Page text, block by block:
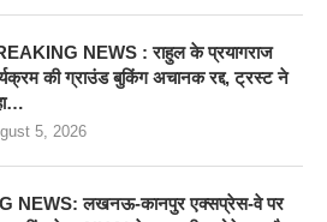
NEWS : राहुल के प्रयागराज
की ग्राउंड बुकिंग अचानक रद्द, ट्रस्ट ने
5, 2026
NEWS: लखनऊ-कानपुर एक्सप्रेस-वे पर